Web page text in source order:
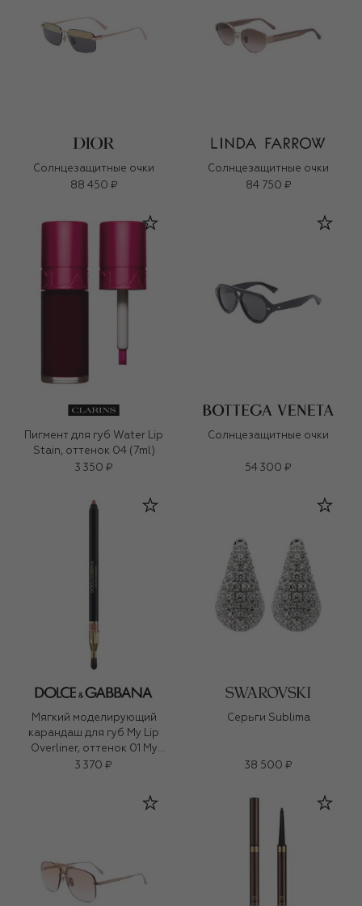
Солнцезащитные очки
88 450 ₽
Солнцезащитные очки
84 750 ₽
Пигмент для губ Water Lip
Stain, оттенок 04 (7ml)
3 350 ₽
Солнцезащитные очки
54 300 ₽
Мягкий моделирующий
карандаш для губ My Lip
Overliner, оттенок 01 My
Honey Nude (1,2g)
3 370 ₽
Серьги Sublima
38 500 ₽